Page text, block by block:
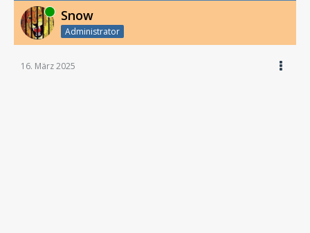
Online Snow
Administrator
16. März 2025